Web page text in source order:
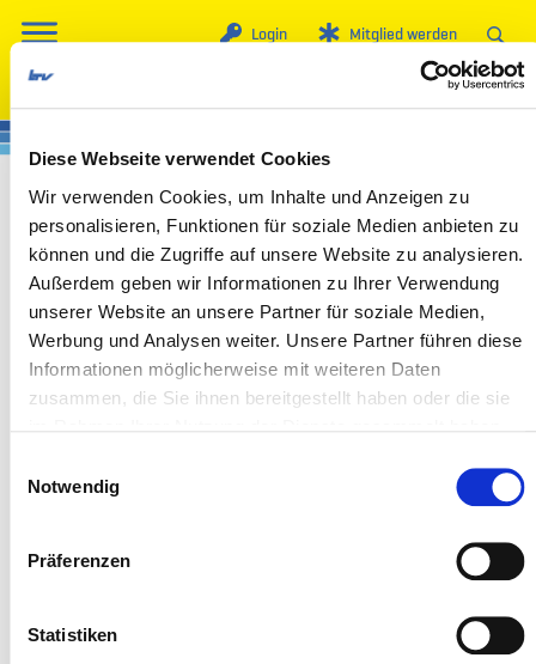
Diese Webseite verwendet Cookies
Wir verwenden Cookies, um Inhalte und Anzeigen zu
personalisieren, Funktionen für soziale Medien anbieten zu
können und die Zugriffe auf unsere Website zu analysieren.
Außerdem geben wir Informationen zu Ihrer Verwendung
unserer Website an unsere Partner für soziale Medien,
Werbung und Analysen weiter. Unsere Partner führen diese
Informationen möglicherweise mit weiteren Daten
zusammen, die Sie ihnen bereitgestellt haben oder die sie
Notwendig
Präferenzen
Statistiken
Login Mitglied werden
Mitgliederversammlung der Fachvereinigung
Personenverkehr Sachsen-Anhalt
26-02-11 Tagesordnung MV FV PV Sachsen-
Anhalt
nur für Mitglieder